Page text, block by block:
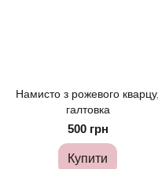
Намисто з рожевого кварцу,
галтовка
500 грн
Купити